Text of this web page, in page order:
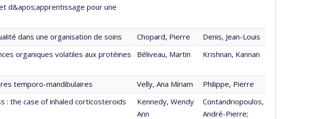
d&apos;apprentissage pour une
dans une organisation de soins Chopard, Pierre
Denis, Jean-Louis
organiques volatiles aux protéines
Béliveau, Martin Krishnan, Kannan
temporo-mandibulaires Velly, Ana Míriam
Philippe, Pierre
: the case of inhaled corticosteroids
Kennedy, Wendy
Ann
Contandriopoulos,
André-Pierre;